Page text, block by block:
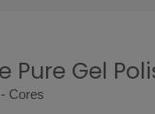
Pure Gel
Cores